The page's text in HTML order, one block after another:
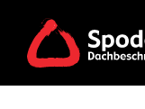
content